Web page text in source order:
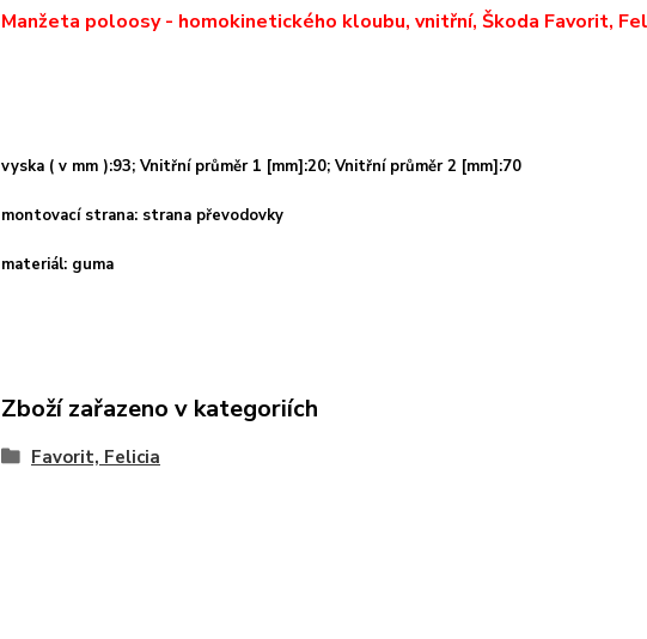
Manžeta poloosy - homokinetického kloubu, vnitřní, Škoda Favorit,
vyska ( v mm ):93; Vnitřní průměr 1 [mm]:20; Vnitřní průměr 2 [mm]:70
montovací strana: strana převodovky
materiál: guma
Zboží zařazeno v kategoriích
Favorit, Felicia